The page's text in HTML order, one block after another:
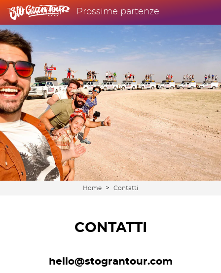
Tutti i viaggi Prossime partenze
Home > Contatti
CONTATTI
hello@stograntour.com